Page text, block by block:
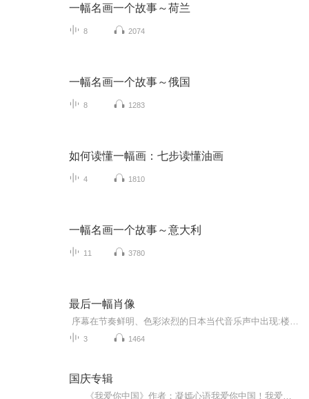
一幅名画一个故事～荷兰
8 2074
一幅名画一个故事～俄国
8 1283
如何读懂一幅画：七步读懂油画
4 1810
一幅名画一个故事～意大利
11 3780
最后一幅肖像
3 1464
国庆专辑